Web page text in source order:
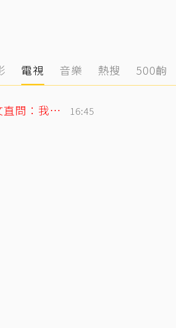
電視 音樂 熱搜 500齣
SJ始源無預警現身台灣早餐店！親民「碰拳」中文直問：我停車可以嗎？ 16:45